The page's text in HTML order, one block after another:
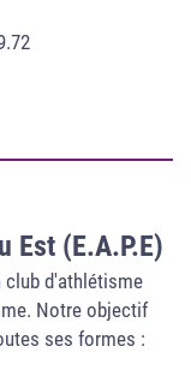
Est (E.A.P.E)
club d'athlétisme
Notre objectif
ses formes :